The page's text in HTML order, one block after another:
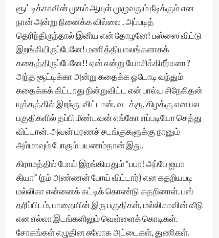
சூட்டிக்காவின் முகம் ஆயுள் முழுவதும் நீடிக்கும் என
நான் அன்று நினைக்க வில்லை . அப்படித்
தெரிந்திருந்தால் இனிய என் தோழனே! பஸ்ஸை விட்டு
இறங்கியிருப்பேனே! மணித்தியாலங்களாகக்
கதைத்திருப்பேனே!! ஏன் என்று யோசிக்கிறீர்களா?
அந்த சூட்டிக்கா அன்று கதைக்க ஓடோடி வந்தும்
கதைக்கக் கிட்டாது நின்றுவிட்ட என் பால்ய சிநேகிதன்
யுத்தத்தில் இறந்து விட்டான். வடக்கு, கிழக்கு என பல
பகுதிகளில் தப்பி மீண்டவன் எங்கோ எப்படியோ செத்து
விட்டான். அவன் மரணச் சடங்குகளுக்கு நானும்
அம்மாவும் போகும் பயணம்தான் இது.
கிராமத்தில் போய் இறங்கியதும் “பபா! அப்பே ஐயா
கியா” (நம் அண்ணன் போய் விட்டார்) என கதறியபடி
மல்லிகா என்னைக் கட்டிக் கொண்டு கதறினாள். பஸ்
தரிப்பிடம், பாதையின் இரு பகுதிகள், மல்லிகாவின் வீடு
என எல்லா இடங்களிலும் வெள்ளைக் கொடிகள்.
சோகங்கள் எழுதின சுலோக அட்டைகள், துணிகள்.